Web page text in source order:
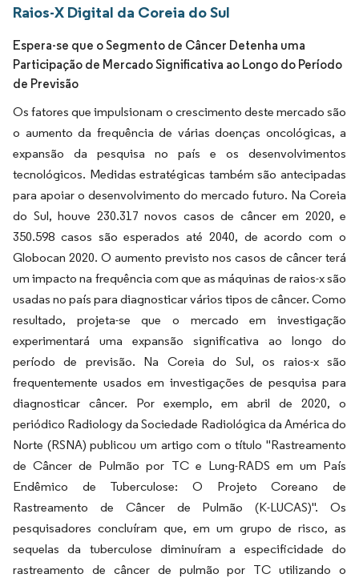
Raios-X Digital da Coreia do Sul
Espera-se que o Segmento de Câncer Detenha uma
Participação de Mercado Significativa ao Longo do Período
de Previsão
Os fatores que impulsionam o crescimento deste mercado são
o aumento da frequência de várias doenças oncológicas, a
expansão da pesquisa no país e os desenvolvimentos
tecnológicos. Medidas estratégicas também são antecipadas
para apoiar o desenvolvimento do mercado futuro. Na Coreia
do Sul, houve 230.317 novos casos de câncer em 2020, e
350.598 casos são esperados até 2040, de acordo com o
Globocan 2020. O aumento previsto nos casos de câncer terá
um impacto na frequência com que as máquinas de raios-x são
usadas no país para diagnosticar vários tipos de câncer. Como
resultado, projeta-se que o mercado em investigação
experimentará uma expansão significativa ao longo do
período de previsão. Na Coreia do Sul, os raios-x são
frequentemente usados em investigações de pesquisa para
diagnosticar câncer. Por exemplo, em abril de 2020, o
periódico Radiology da Sociedade Radiológica da América do
Norte (RSNA) publicou um artigo com o título "Rastreamento
de Câncer de Pulmão por TC e Lung-RADS em um País
Endêmico de Tuberculose: O Projeto Coreano de
Rastreamento de Câncer de Pulmão (K-LUCAS)". Os
pesquisadores concluíram que, em um grupo de risco, as
sequelas da tuberculose diminuíram a especificidade do
rastreamento de câncer de pulmão por TC utilizando o